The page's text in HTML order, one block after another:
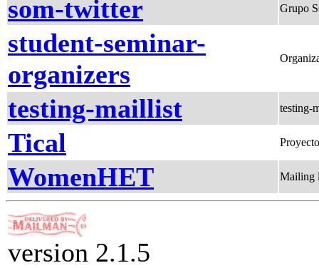
som-twitter Grupo
student-seminar-
organizers
testing-maillist testing-
Tical
WomenHET Mailing
version 2.1.5